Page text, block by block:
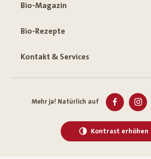
Bio-Magazin
Bio-Rezepte
Kontakt & Services
Mehr ja! Natürlich auf
Kontrast erhöhen